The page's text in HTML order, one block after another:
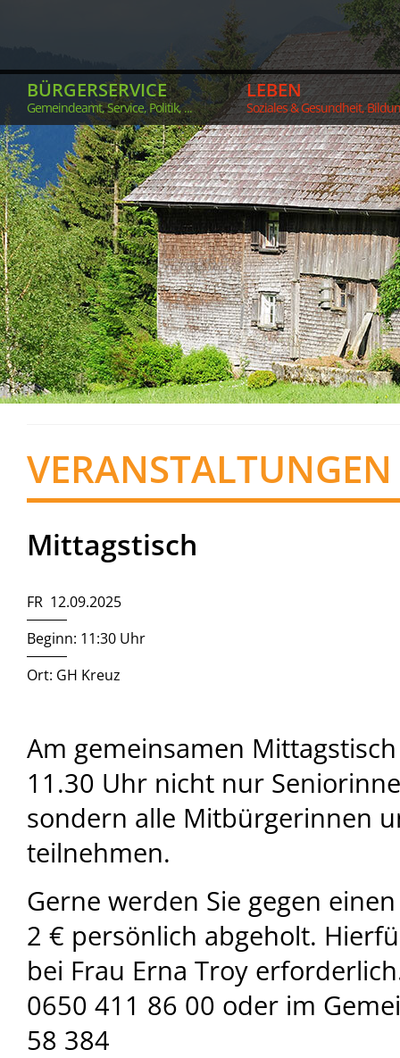
BÜRGERSERVICE
Gemeindeamt, Service, Politik, ...
LEBEN
Soziales & Gesundheit,
VERANSTALTUNGEN
Mittagstisch
FR 12.09.2025
Beginn: 11:30 Uhr
Ort: GH Kreuz
Am gemeinsamen
11.30 Uhr nicht nur
sondern alle Mitbürgerinnen
teilnehmen.
Gerne werden Sie gegen
2 € persönlich abgeholt.
bei Frau Erna Troy
0650 411 86 00 oder im
58 384